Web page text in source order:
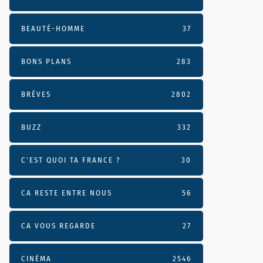
BEAUTÉ-HOMME 37
BONS PLANS 283
BRÈVES 2802
BUZZ 332
C'EST QUOI TA FRANCE ? 30
CA RESTE ENTRE NOUS 56
CA VOUS REGARDE 27
CINÉMA 2546